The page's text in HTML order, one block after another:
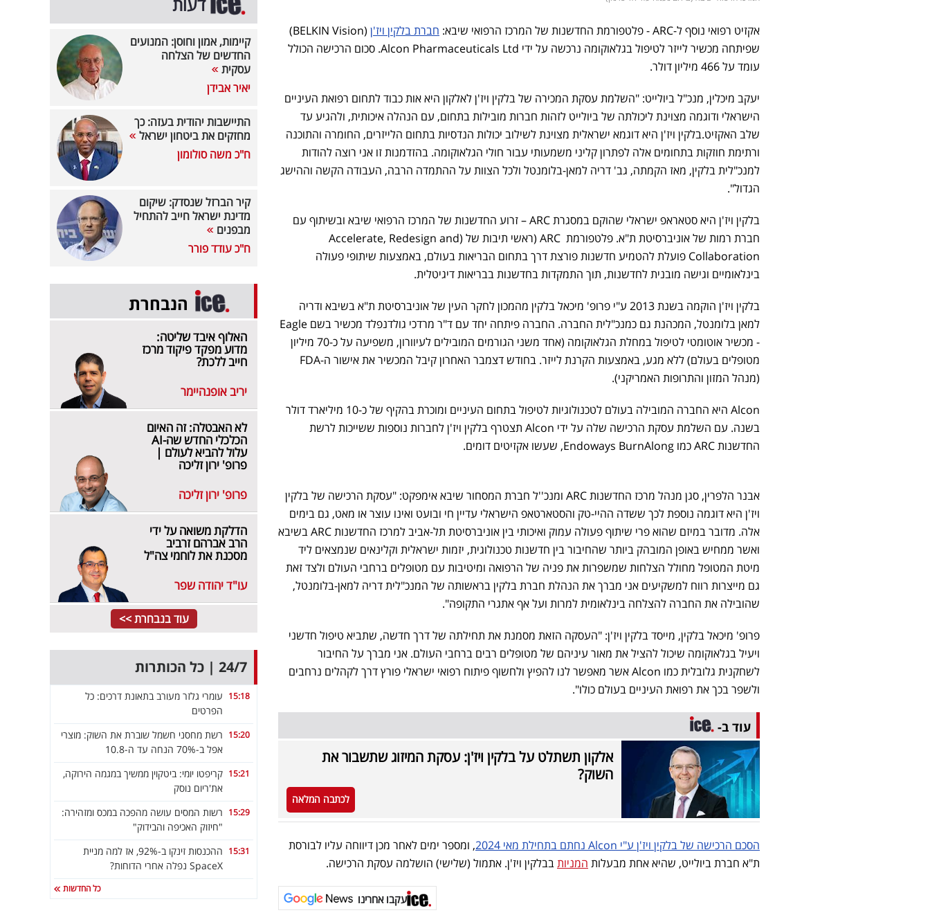
אקזיט רפואי נוסף ל-ARC - פלטפורמת החדשנות של המרכז הרפואי שיבא: חברת בלקין ויז'ן
(BELKIN Vision)
שפיתחה מכשיר לייזר לטיפול בגלאוקומה נרכשה על ידי Alcon Pharmaceuticals Ltd. סכום הרכישה הכולל
עומד על 466 מיליון דולר.
יעקב מיכלין, מנכ"ל ביולייט: "השלמת עסקת המכירה של בלקין ויז'ן לאלקון היא אות כבוד לתחום רפואת העיניים
הישראלי ודוגמה מצוינת ליכולתה של ביולייט לזהות חברות מובילות בתחום, עם הנהלה איכותית, ולהגיע עד
שלב האקזיט.בלקין ויז'ן היא דוגמא ישראלית מצוינת לשילוב יכולות הנדסיות בתחום הלייזרים, החומרה והתוכנה
ורתימת חוזקות בתחומים אלה לפתרון קליני משמעותי עבור חולי הגלאוקומה. בהזדמנות זו אני רוצה להודות
למנכ"לית בלקין, מאז הקמתה, גב' דריה למאן-בלומנטל ולכל הצוות על ההתמדה הרבה, העבודה הקשה וההישג
הגדול".
בלקין ויז'ן היא סטאראפ ישראלי שהוקם במסגרת ARC – זרוע החדשנות של המרכז הרפואי שיבא ובשיתוף עם
חברת רמות של אוניברסיטת ת"א. פלטפורמת ARC (ראשי תיבות של (Accelerate, Redesign and
Collaboration פועלת להטמיע חדשנות פורצת דרך בתחום הבריאות בעולם, באמצעות שיתופי פעולה
בינלאומיים וגישה מובנית לחדשנות, תוך התמקדות בחדשנות בבריאות דיגיטלית.
בלקין ויז'ן הוקמה בשנת 2013 ע"י פרופ' מיכאל בלקין מהמכון לחקר העין של אוניברסיטת ת"א בשיבא ודריה
למאן בלומנטל, המכהנת גם כמנכ"לית החברה. החברה פיתחה יחד עם ד"ר מרדכי גולדנפלד מכשיר בשם Eagle
- מכשיר אוטומטי לטיפול במחלת הגלאוקומה (אחד משני הגורמים המובילים לעיוורון, משפיעה על כ-70 מיליון
מטופלים בעולם) ללא מגע, באמצעות הקרנת לייזר. בחודש דצמבר האחרון קיבל המכשיר את אישור ה-FDA
(מנהל המזון והתרופות האמריקני).
Alcon היא החברה המובילה בעולם לטכנולוגיות לטיפול בתחום העיניים ומוכרת בהקיף של כ-10 מיליארד דולר
בשנה. עם השלמת עסקת הרכישה שלה על ידי Alcon תצטרף בלקין ויז'ן לחברות נוספות ששייכות לרשת
החדשנות ARC כמו Endoways BurnAlong, שעשו אקזיטים דומים.
אבנר הלפרין, סגן מנהל מרכז החדשנות ARC ומנכ''ל חברת המסחור שיבא אימפקט: "עסקת הרכישה של בלקין
ויז'ן היא דוגמה נוספת לכך ששדה ההיי-טק והסטארטאפ הישראלי עדיין חי ובועט ואינו עוצר או מאט, גם בימים
אלה. מדובר במיזם שהוא פרי שיתוף פעולה עמוק ואיכותי בין אוניברסיטת תל-אביב למרכז החדשנות ARC בשיבא
ואשר ממחיש באופן המובהק ביותר שהחיבור בין חדשנות טכנולוגית, יזמות ישראלית וקלינאים שנמצאים ליד
מיטת המטופל מחולל הצלחות שמשפרות את פניה של הרפואה ומיטיבות עם מטופלים ברחבי העולם ולצד זאת
גם מייצרות רווח למשקיעים אני מברך את הנהלת חברת בלקין בראשותה של המנכ"לית דריה למאן-בלומנטל,
שהובילה את החברה להצלחה בינלאומית למרות ועל אף אתגרי התקופה".
פרופ' מיכאל בלקין, מייסד בלקין ויז'ן: "העסקה הזאת מסמנת את תחילתה של דרך חדשה, שתביא טיפול חדשני
ויעיל בגלאוקומה שיכול להציל את מאור עיניהם של מטופלים רבים ברחבי העולם. אני מברך על החיבור
לשחקנית גלובלית כמו Alcon אשר מאפשר לנו להפיץ ולחשוף פיתוח רפואי ישראלי פורץ דרך לקהלים נרחבים
ולשפר בכך את רפואת העיניים בעולם כולו".
עוד ב-
אלקון תשתלט על בלקין ויז'ן: עסקת המיזוג שתשבור את
השוק?
לכתבה המלאה
הסכם הרכישה של בלקין ויז'ן ע"י Alcon נחתם בתחילת מאי 2024
, ומספר ימים לאחר מכן דיווחה עליו לבורסת
ת"א חברת ביולייט, שהיא אחת מבעלות המניותבבלקין ויז'ן. אתמול (שלישי) הושלמה עסקת הרכישה.
עקבו אחרינו
קיימות, אמון וחוסן: המנועים
החדשים של הצלחה
עסקית
יאיר אבידן
התיישבות יהודית בעזה: כך
מחזקים את ביטחון ישראל
ח"כ משה סולומון
קיר הברזל שנסדק: שיקום
מדינת ישראל חייב להתחיל
מבפנים
ח"כ עודד פורר
הנבחרת
האלוף איבד שליטה:
מדוע מפקד פיקוד מרכז
חייב ללכת?
יריב אופנהיימר
לא האבטלה: זה האיום
הכלכלי החדש שה-AI
עלול להביא לעולם |
פרופ' ירון זליכה
פרופ' ירון זליכה
הדלקת משואה על ידי
הרב אברהם זרביב
מסכנת את לוחמי צה"ל
עו"ד יהודה שפר
עוד בנבחרת >>
24/7 | כל הכותרות
15:18 עומרי גלזר מעורב בתאונת דרכים: כל
הפרטים
15:20 רשת מחסני חשמל שוברת את השוק: מוצרי
אפל ב-70% הנחה עד ה-10.8
15:21 קריפטו יומי: ביטקוין ממשיך במגמה הירוקה,
את'ריום נוסק
15:29 רשות המסים עושה מהפכה במכס ומזהירה:
"חיזוק האכיפה והבידוק"
15:31
ההכנסות זינקו ב-92%, אז למה מניית
SpaceX נפלה אחרי הדוחות?
כל החדשות